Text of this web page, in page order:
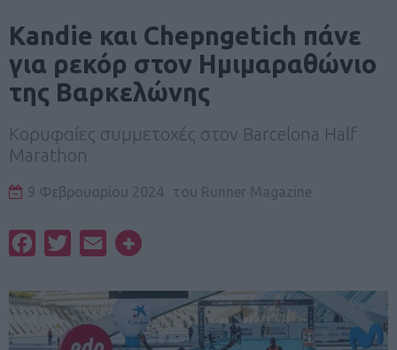
Kandie και Chepngetich πάνε
για ρεκόρ στον Ημιμαραθώνιο
της Βαρκελώνης
Κορυφαίες συμμετοχές στον Barcelona Half
Marathon
9 Φεβρουαρίου 2024 του Runner Magazine
FacebookTwitterEmail